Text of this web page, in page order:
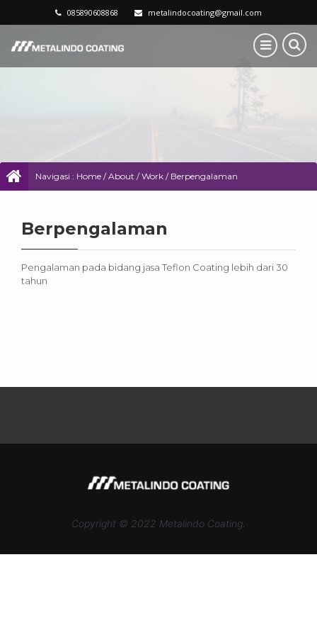
085890608868 metalindocoating@gmail.com
Navigasi : Home /About / Work / Berpengalaman
Berpengalaman
Pengalaman pada bidang jasa Teflon Coating lebih dari 30
tahun
Copyright © 2022 Metalindo Coating.